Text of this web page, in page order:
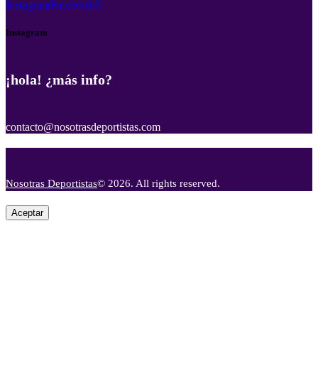
InstagramFacebookX
Instagram
¡hola! ¿más info?
contacto@nosotrasdeportistas.com
Nosotras Deportistas© 2026. All rights reserved.
Aceptar